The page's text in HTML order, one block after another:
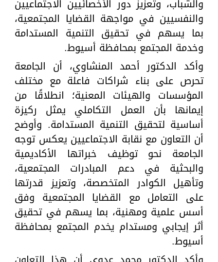
والشباب، وتعزيز دور الأخصائيين الاجتماعيين
والنفسيين في مواجهة القضايا المجتمعية،
بما يسهم في تحقيق التنمية المستدامة
وخدمة المجتمع بمحافظة أسيوط.
وأكد الدكتور أحمد المنشاوي، أن الجامعة
تحرص على بناء شراكات فاعلة مع مختلف
المؤسسات والهيئات المعنية؛ انطلاقًا من
إيمانها بأن العمل التكاملي يمثل ركيزة
أساسية لتحقيق التنمية المستدامة. وأوضح
أن التعاون مع نقابة الاجتماعيين يعكس توجه
الجامعة نحو توظيف خبراتها الأكاديمية
والبحثية في دعم المبادرات المجتمعية،
وتأهيل الكوادر المتخصصة، وتعزيز قدرتها
على التعامل مع القضايا المجتمعية وفق
أسس علمية ومهنية، بما يسهم في تحقيق
أثر إيجابي ومستدام يخدم المجتمع بمحافظة
أسيوط.